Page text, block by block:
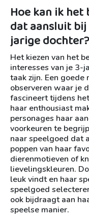
Hoe kan ik het
dat aansluit
jarige dochter?
Het kiezen van het
interesses van je 3-
taak zijn. Een
observeren waar je
fascineert tijdens
haar enthousiast
personages haar
voorkeuren te
naar speelgoed dat
poppen van haar
dierenmotieven of
lievelingskleuren.
leuk vindt en haar
speelgoed
ook bijdraagt aan
speelse manier.